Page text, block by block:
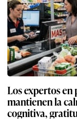
Los expertos en
mantienen la
cognitiva,